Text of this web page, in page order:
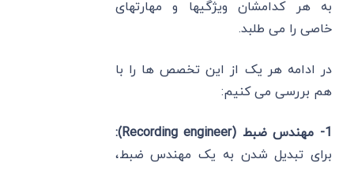
به هر کدامشان ویژگیها و مهارتهای
خاصی را می طلبد.
در ادامه هر یک از این تخصص ها را با
هم بررسی می کنیم:
1- مهندس ضبط (Recording engineer):
برای تبدیل شدن به یک مهندس ضبط،